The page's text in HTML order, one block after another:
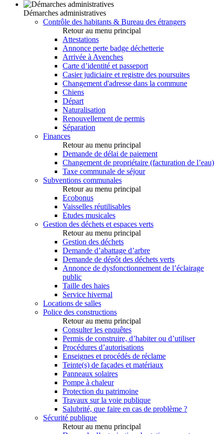
Démarches administratives
Contrôle des habitants & Bureau des étrangers
Retour au menu principal
Attestations
Annonce perte badge déchetterie
Arrivée à Avenches
Carte d’identité et passeport
Casier judiciaire et registre des poursuites
Changement d'adresse dans la commune
Chiens
Départ
Naturalisation
Renouvellement de permis
Séparation
Finances
Retour au menu principal
Demande de délai de paiement
Changement de propriétaire (facturation de l’eau)
Taxe communale de séjour
Subventions communales
Retour au menu principal
Ecobonus
Vaisselles réutilisables
Etudes musicales
Gestion des déchets et espaces verts
Retour au menu principal
Gestion des déchets
Demande d’abattage d’arbre
Demande de dépôt des déchets verts
Annonce de dysfonctionnement de l’éclairage
public
Taille des haies
Service hivernal
Locations de salles
Police des constructions
Retour au menu principal
Consulter les enquêtes
Permis de construire, d’habiter ou d’utiliser
Procédures d’autorisations
Enseignes et procédés de réclame
Teinte(s) de façades et matériaux
Panneaux solaires
Pompe à chaleur
Protection du patrimoine
Travaux sur la voie publique
Salubrité, que faire en cas de problème ?
Sécurité publique
Retour au menu principal